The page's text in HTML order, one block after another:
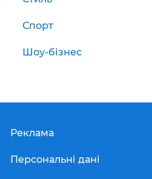
Спорт
Шоу-бізнес
Реклама
Персональні дані